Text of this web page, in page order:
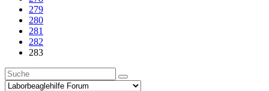
279
280
281
282
283